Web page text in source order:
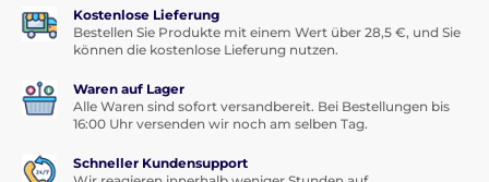
Einfache Installation – keine Blasen, keine
Nerven
Keine komplizierte Verklebung mehr, kein schief
aufgeklebtes Glas. Dankautomatischer Haftung
verbindet sichWency 5D perfekt mit dem Display
und fertig – professionelles Ergebnis auch ohne
Kostenlose Lieferung
Bestellen Sie Produkte mit einem Wert über 28,5 €, und Sie
können die kostenlose Lieferung nutzen.
Waren auf Lager
Alle Waren sind sofort versandbereit. Bei Bestellungen bis
16:00 Uhr versenden wir noch am selben Tag.
Schneller Kundensupport